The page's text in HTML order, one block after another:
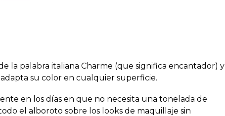
la palabra italiana Charme (que significa encantador) y
su color en cualquier superficie.
en los días en que no necesita una tonelada de
el alboroto sobre los looks de maquillaje sin